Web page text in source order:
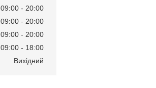
09:00 20:00
09:00 20:00
09:00 20:00
09:00 18:00
Вихідний